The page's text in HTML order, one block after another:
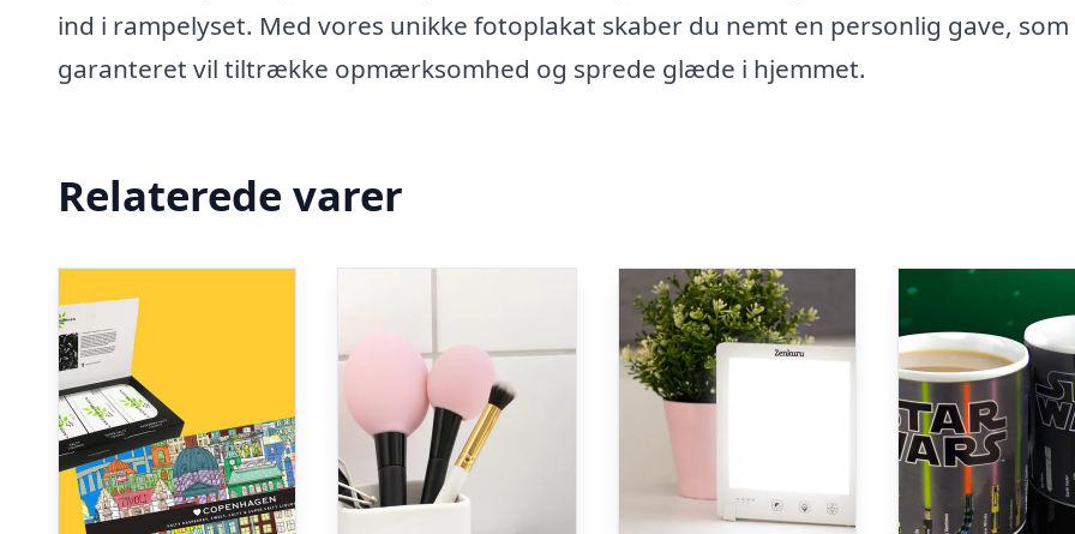
ind i rampelyset. Med vores unikke fotoplakat skaber du nemt en personlig gave, som
garanteret vil tiltrække opmærksomhed og sprede glæde i hjemmet.
Relaterede varer